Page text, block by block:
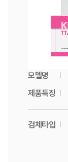
모델명
제품특징
검체타입